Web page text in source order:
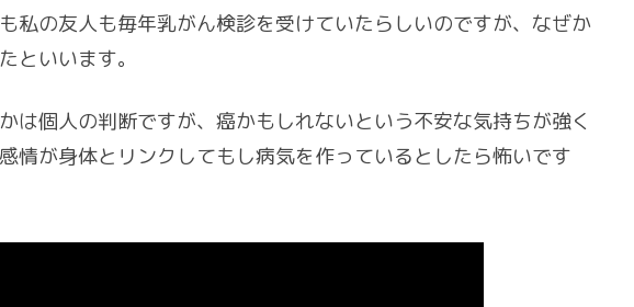
私の友人も毎年乳がん検診を受けていたらしいのですが、なぜか
といいます。
は個人の判断ですが、癌かもしれないという不安な気持ちが強く
情が身体とリンクしてもし病気を作っているとしたら怖いです